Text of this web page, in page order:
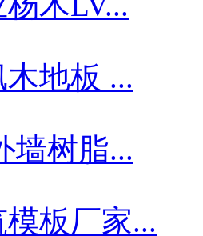
地板 ...
墙树脂...
板厂家...